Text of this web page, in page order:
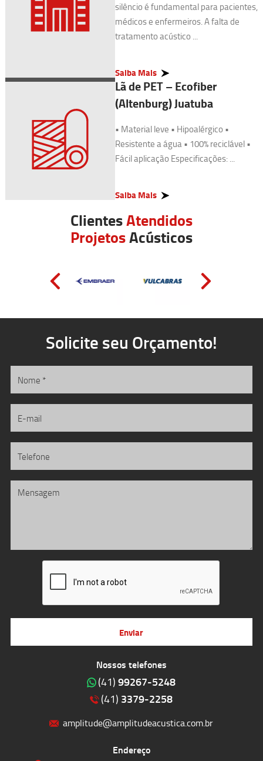
silêncio é fundamental para pacientes,
médicos e enfermeiros. A falta de
tratamento acústico ...
Saiba Mais
Lã de PET – Ecofiber
(Altenburg) Juatuba
• Material leve • Hipoalérgico •
Resistente a água • 100% reciclável •
Fácil aplicação Especificações: ...
Saiba Mais
ClientesAtendidos
ProjetosAcústicos
Nossos telefones
(41) 99267-5248
(41) 3379-2258
amplitude@amplitudeacustica.com.br
Endereço
Solicite seu Orçamento!
Enviar